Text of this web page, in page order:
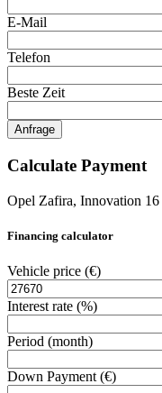
E-Mail
Telefon
Beste Zeit
Anfrage
Calculate Payment
Opel Zafira, Innovation
Financing calculator
Vehicle price (€)
Interest rate (%)
Period (month)
Down Payment (€)